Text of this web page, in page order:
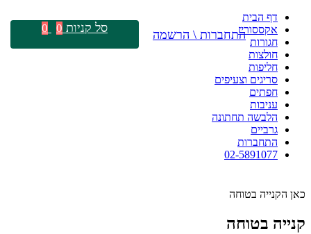
דף הבית
אקססוריז
חגורות
חולצות
חליפות
סריגים וצעיפים
חפתים
עניבות
הלבשה תחתונה
גרביים
התחברות
02-5891077
כאן הקנייה בטוחה
קנייה בטוחה
התחברות \ הרשמה סל קניות 0
0